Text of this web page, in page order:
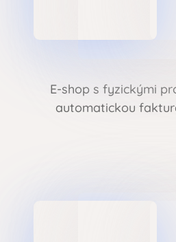
E-shop s fyzickými
automatickou